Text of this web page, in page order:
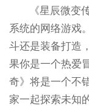
《星辰微变
系统的网络游戏
斗还是装备打造
果你是一个热爱
奇》将是一个不
家一起探索未知